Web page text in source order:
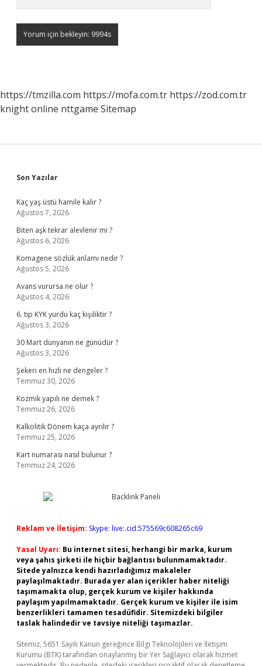
https://tmzilla.com https://mofa.com.tr https://zod.com.tr
knight online nttgame Sitemap
Sidebar
Son Yazılar
Kaç yaş üstü hamile kalır ?
Ağustos 7, 2026
Biten aşk tekrar alevlenir mi ?
Ağustos 6, 2026
Komagene sözlük anlamı nedir ?
Ağustos 5, 2026
Avans vurursa ne olur ?
Ağustos 4, 2026
6. tip KYK yurdu kaç kişiliktir ?
Ağustos 3, 2026
30 Mart dünyanın ne günüdür ?
Ağustos 3, 2026
Şekeri en hızlı ne dengeler ?
Temmuz 30, 2026
Kozmik yapılı ne demek ?
Temmuz 26, 2026
Kalkolitik Dönem kaça ayrılır ?
Temmuz 25, 2026
Kart numarası nasıl bulunur ?
Temmuz 24, 2026
Reklam ve İletişim: Skype: live:.cid.575569c608265c69
Yasal Uyarı: Bu internet sitesi, herhangi bir marka, kurum
veya şahıs şirketi ile hiçbir bağlantısı bulunmamaktadır.
Sitede yalnızca kendi hazırladığımız makaleler
paylaşılmaktadır. Burada yer alan içerikler haber niteliği
taşımamakta olup, gerçek kurum ve kişiler hakkında
paylaşım yapılmamaktadır. Gerçek kurum ve kişiler ile isim
benzerlikleri tamamen tesadüfidir. Sitemizdeki bilgiler
taslak halindedir ve tavsiye niteliği taşımazlar.
Sitemiz, 5651 Sayılı Kanun gereğince Bilgi Teknolojileri ve İletişim
Kurumu (BTK) tarafından onaylanmış bir Yer Sağlayıcı olarak hizmet